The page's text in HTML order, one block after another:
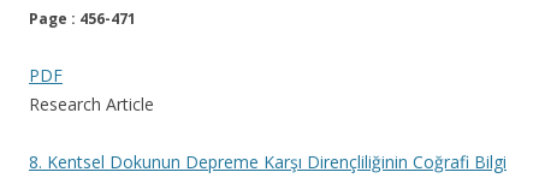
Page : 456-471
PDF
Research Article
8. Kentsel Dokunun Depreme Karşı Dirençliliğinin Coğrafi Bilgi